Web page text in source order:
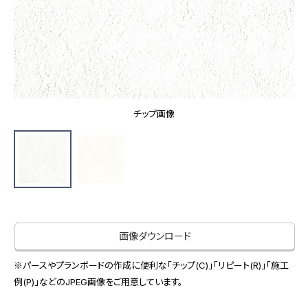
ノンワックス床タイル
壁紙機能性ガイド
モデルハウス
新築戸建・マンション
#リリカラのある暮らし
ショールーム
ショールーム トップ
東京ショールーム
大阪ショールーム
お客様サポート
お客様サポート トップ
画像ダウンロード
お役立ち資料
サンプル・カタログ請求／お問い合わせ（ビジネスのお客様）
スペースソリューション事業
オフィスソリューション事業
会社情報
チップ画像
画像ダウンロード
※パースやプランボードの作成に便利な「チップ(C)」「リピート(R)」「施工
例(P)」などのJPEG画像をご用意しています。